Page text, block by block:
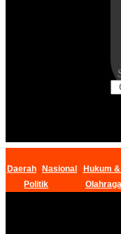
Daerah Nasional Hukum
Politik
Olahraga